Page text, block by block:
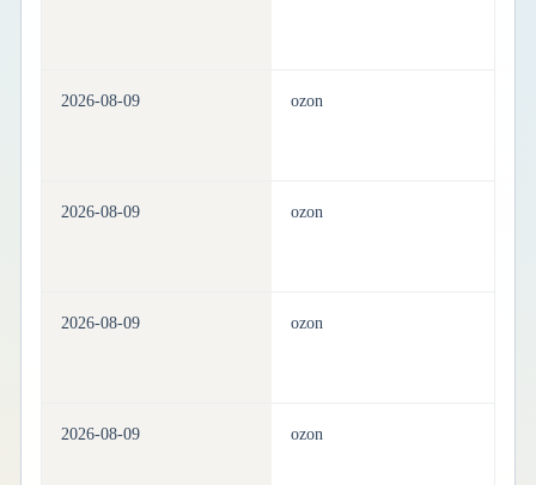
2026-08-09 ozon
2026-08-09 ozon
2026-08-09 ozon
2026-08-09 ozon